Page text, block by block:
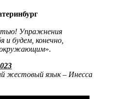
Упражнения
и будем, конечно,
».
жестовый язык – Инесса